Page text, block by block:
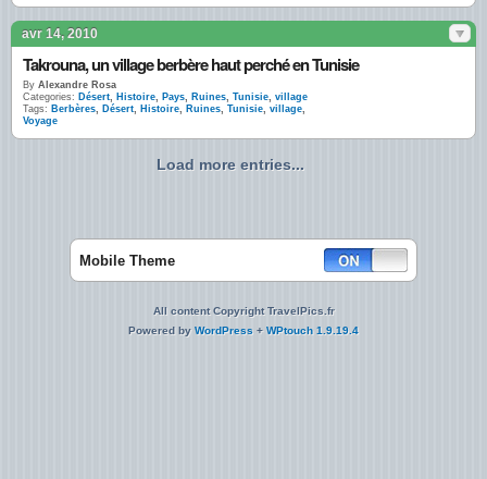
avr 14, 2010
Takrouna, un village berbère haut perché en Tunisie
By Alexandre Rosa
Categories: Désert, Histoire, Pays, Ruines, Tunisie, village
Tags: Berbères, Désert, Histoire, Ruines, Tunisie, village,
Voyage
Load more entries...
Mobile Theme
All content Copyright TravelPics.fr
Powered by WordPress + WPtouch 1.9.19.4